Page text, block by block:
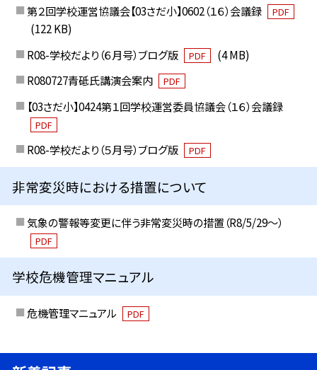
第２回学校運営協議会【03さだ小】0602（１６）会議録
PDF
(122 KB)
R08-学校だより（６月号）ブログ版
PDF
(4 MB)
R080727青砥氏講演会案内
PDF
【03さだ小】0424第１回学校運営委員協議会（１６）会議録
PDF
R08-学校だより（５月号）ブログ版 PDF
非常変災時における措置について
気象の警報等変更に伴う非常変災時の措置（R8/5/29〜）
PDF
学校危機管理マニュアル
危機管理マニュアル PDF